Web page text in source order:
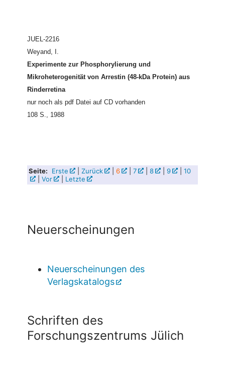
JUEL-2216
Weyand, I.
Experimente zur Phosphorylierung und
Mikroheterogenität von Arrestin (48-kDa Protein) aus
Rinderretina
nur noch als pdf Datei auf CD vorhanden
108 S., 1988
Seite: Erste Zurück 6 7 8 9
10
Vor Letzte
Neuerscheinungen
Neuerscheinungen des
Verlagskatalogs
Schriften des
Forschungszentrums Jülich